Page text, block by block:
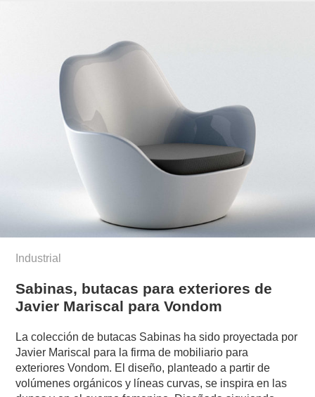
Industrial
Sabinas, butacas para exteriores de
Javier Mariscal para Vondom
La colección de butacas Sabinas ha sido proyectada por
Javier Mariscal para la firma de mobiliario para
exteriores Vondom. El diseño, planteado a partir de
volúmenes orgánicos y líneas curvas, se inspira en las